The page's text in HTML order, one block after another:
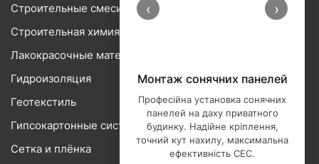
‹ ›
Монтаж сонячних панелей
Професійна установка сонячних
панелей на даху приватного
будинку. Надійне кріплення,
точний кут нахилу, максимальна
ефективність СЕС.
Строительные смеси
Строительная химия
Лакокрасочные материалы
Гидроизоляция
Геотекстиль
Гипсокартонные системы
Сетка и плёнка